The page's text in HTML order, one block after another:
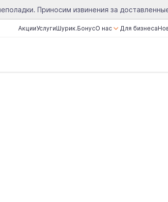
Приносим извинения за
АкцииУслугиШурик.БонусО нас Для бизнеса